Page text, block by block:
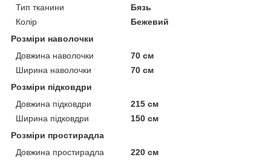
Тип тканини
Бязь
Колір
Бежевий
Розміри наволочки
Довжина наволочки
70 см
Ширина наволочки
70 см
Розміри підковдри
Довжина підковдри
215 см
Ширина підковдри
150 см
Розміри простирадла
Довжина простирадла
220 см